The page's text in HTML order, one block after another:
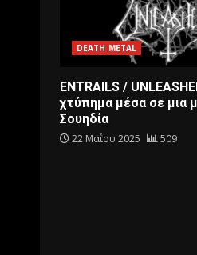
DEATH METAL
ENTRAILS /
χτύπημα μέσα σε μια
Σουηδία
22 Μαΐου 2025 509